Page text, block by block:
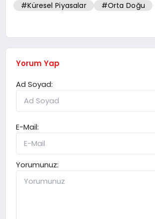
#Küresel Piyasalar #Orta Doğu
Yorum Yap
Ad Soyad:
E-Mail:
Yorumunuz: